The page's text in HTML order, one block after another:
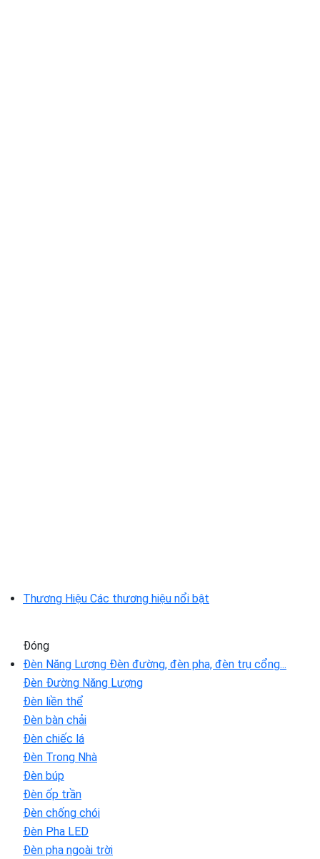
Thương Hiệu Các thương hiệu nổi bật
Đóng
Đèn Năng Lượng Đèn đường, đèn pha, đèn trụ cổng...
Đèn Đường Năng Lượng
Đèn liền thể
Đèn bàn chải
Đèn chiếc lá
Đèn Trong Nhà
Đèn búp
Đèn ốp trần
Đèn chống chói
Đèn Pha LED
Đèn pha ngoài trời